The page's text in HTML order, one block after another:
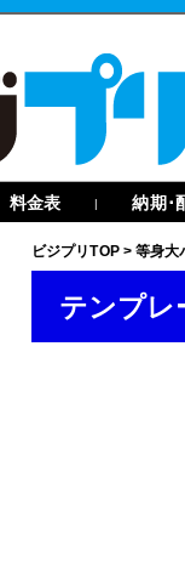
料金表 | 納期･
ビジプリTOP >等身大
テンプレ